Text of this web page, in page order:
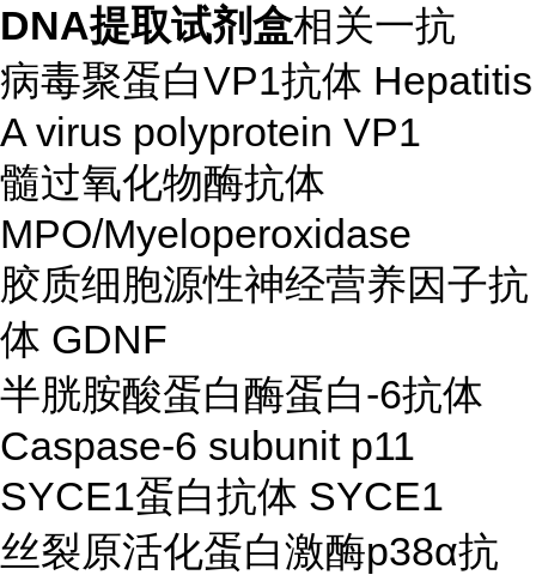
DNA提取试剂盒相关一抗
病毒聚蛋白VP1抗体 Hepatitis
A virus polyprotein VP1
髓过氧化物酶抗体
MPO/Myeloperoxidase
胶质细胞源性神经营养因子抗
体 GDNF
半胱胺酸蛋白酶蛋白-6抗体
Caspase-6 subunit p11
SYCE1蛋白抗体 SYCE1
丝裂原活化蛋白激酶p38α抗